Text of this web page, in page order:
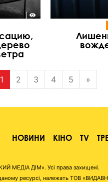
1 2 3 4 5 »
НОВИНИ КІНО TV
МЕДІА ДІМ». Усі права захищені.
даному ресурсі, належать ТОВ